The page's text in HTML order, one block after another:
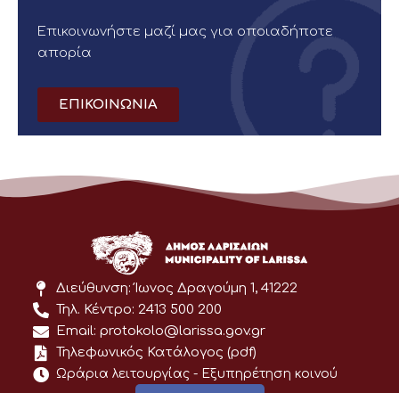
Επικοινωνήστε μαζί μας για οποιαδήποτε
απορία
ΕΠΙΚΟΙΝΩΝΙΑ
Διεύθυνση: Ίωνος Δραγούμη 1, 41222
Τηλ. Κέντρο: 2413 500 200
Email: protokolo@larissa.gov.gr
Τηλεφωνικός Κατάλογος (pdf)
Ωράρια λειτουργίας - Eξυπηρέτηση κοινού